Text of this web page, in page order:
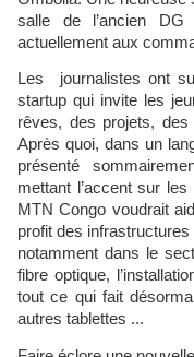
salle de l’ancien
actuellement aux
Les journalistes ont
startup qui invite les
rêves, des projets, des
Après quoi, dans un
présenté
mettant l’accent sur
MTN Congo voudrait
profit des
notamment dans le
fibre optique,
tout ce qui fait
autres tablettes ...